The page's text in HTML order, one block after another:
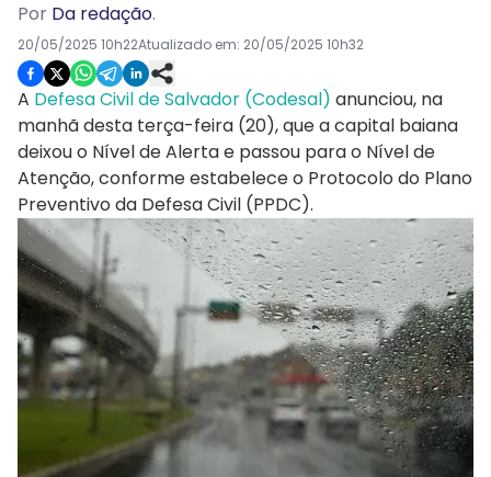
Por Da redação.
20/05/2025 10h22Atualizado em: 20/05/2025 10h32
A Defesa Civil de Salvador (Codesal) anunciou, na
manhã desta terça-feira (20), que a capital baiana
deixou o Nível de Alerta e passou para o Nível de
Atenção, conforme estabelece o Protocolo do Plano
Preventivo da Defesa Civil (PPDC).